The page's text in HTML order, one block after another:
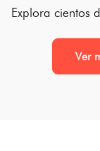
Explora cientos
Ver